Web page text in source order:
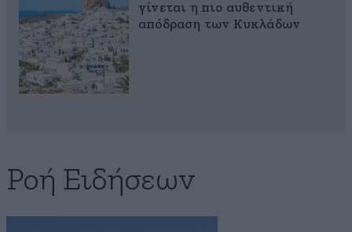
γίνεται η πιο αυθεντική
απόδραση των Κυκλάδων
Ροή Ειδήσεων